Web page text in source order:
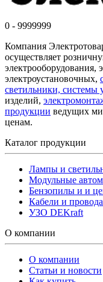
0 - 9999999
Компания
осуществляет
электрооборудования,
электроустановочных,
светильники, системы
изделий,
продукции ведущих
ценам.
Каталог продукции
Лампы и
Модульные
Бензопилы и и
Кабели и
УЗО DEKraft
О компании
О компании
Статьи и новости